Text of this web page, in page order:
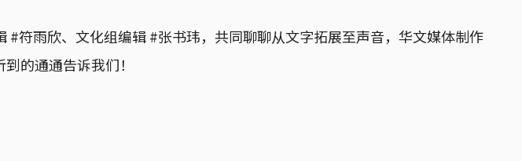
符雨欣、文化组编辑 #张书玮，共同聊聊从文字拓展至声音，华文媒体制作
的通通告诉我们！